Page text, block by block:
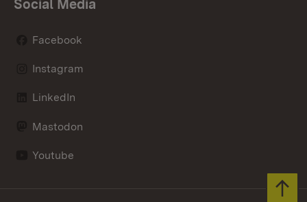
Social Media
Facebook
Instagram
LinkedIn
Mastodon
Youtube